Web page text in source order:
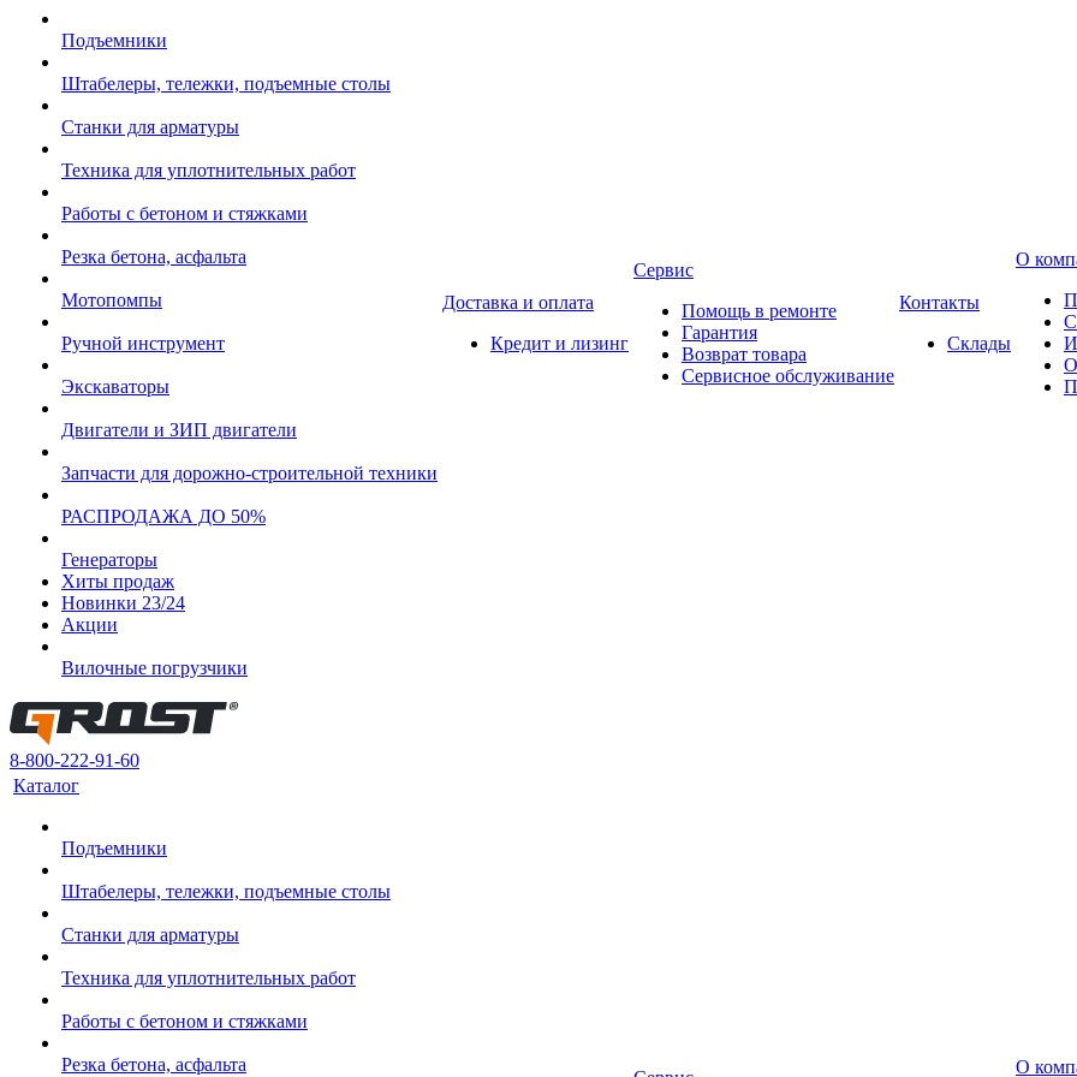
Подъемники
Штабелеры, тележки, подъемные столы
Станки для арматуры
Техника для уплотнительных работ
Работы с бетоном и стяжками
Резка бетона, асфальта
Мотопомпы
Ручной инструмент
Экскаваторы
Двигатели и ЗИП двигатели
Запчасти для дорожно-строительной техники
РАСПРОДАЖА ДО 50%
Генераторы
Хиты продаж
Новинки 23/24
Акции
Вилочные погрузчики
Доставка и оплата
Кредит и лизинг
Сервис
Помощь в ремонте
Гарантия
Возврат товара
Сервисное обслуживание
Контакты
Склады
О
8-800-222-91-60
Каталог
Подъемники
Штабелеры, тележки, подъемные столы
Станки для арматуры
Техника для уплотнительных работ
Работы с бетоном и стяжками
Резка бетона, асфальта О